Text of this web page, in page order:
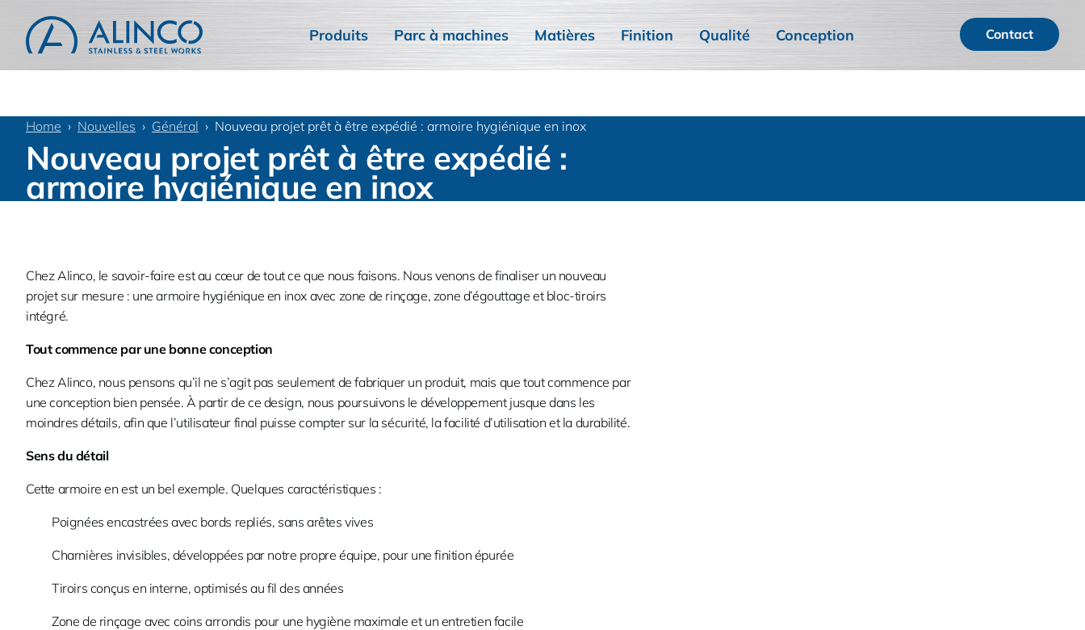
Produits Parc à machines Matières Finition Qualité Conception Contact
Home Nouvelles Général Nouveau projet prêt à être expédié : armoire hygiénique en inox
Nouveau projet prêt à être expédié :
armoire hygiénique en inox
Chez Alinco, le savoir-faire est au cœur de tout ce que nous faisons. Nous venons de finaliser un nouveau
projet sur mesure : une armoire hygiénique en inox avec zone de rinçage, zone d’égouttage et bloc-tiroirs
intégré.
Tout commence par une bonne conception
Chez Alinco, nous pensons qu’il ne s’agit pas seulement de fabriquer un produit, mais que tout commence par
une conception bien pensée. À partir de ce design, nous poursuivons le développement jusque dans les
moindres détails, afin que l’utilisateur final puisse compter sur la sécurité, la facilité d’utilisation et la durabilité.
Sens du détail
Cette armoire en est un bel exemple. Quelques caractéristiques :
Poignées encastrées avec bords repliés, sans arêtes vives
Charnières invisibles, développées par notre propre équipe, pour une finition épurée
Tiroirs conçus en interne, optimisés au fil des années
Zone de rinçage avec coins arrondis pour une hygiène maximale et un entretien facile